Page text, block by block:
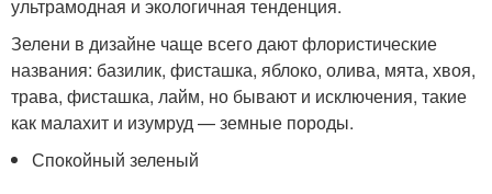
ультрамодная и экологичная тенденция.
Зелени в дизайне чаще всего дают флористические
названия: базилик, фисташка, яблоко, олива, мята, хвоя,
трава, фисташка, лайм, но бывают и исключения, такие
как малахит и изумруд — земные породы.
Спокойный зеленый